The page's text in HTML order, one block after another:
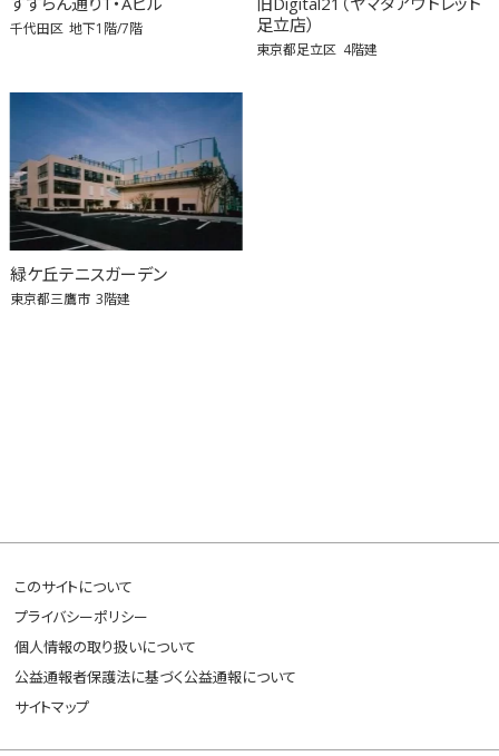
千代田区 地下1階/7階
足立店）
東京都足立区 4階建
緑ケ丘テニスガーデン
東京都三鷹市 3階建
このサイトについて
プライバシーポリシー
個人情報の取り扱いについて
公益通報者保護法に基づく公益通報について
サイトマップ